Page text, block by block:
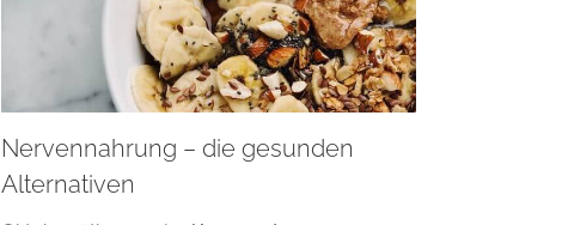
Nervennahrung – die gesunden
Alternativen